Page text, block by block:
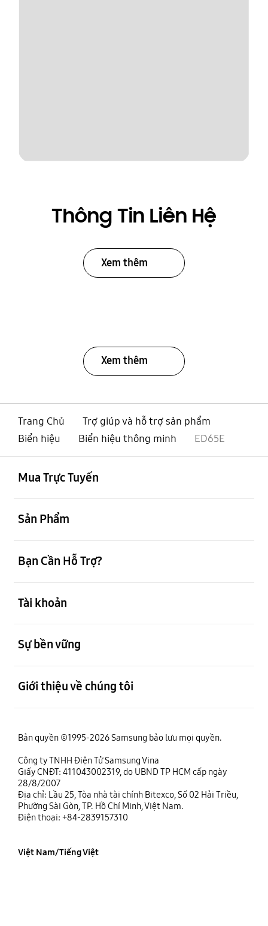
Thông Tin Liên Hệ
Xem thêm
Xem thêm
Trang Chủ
Trợ giúp và hỗ trợ sản phẩm
Biển hiệu
Biển hiệu thông minh ED65E
Mua Trực Tuyến
Sản Phẩm
Bạn Cần Hỗ Trợ?
Tài khoản
Sự bền vững
Giới thiệu về chúng tôi
Bản quyền ©1995-2026 Samsung bảo lưu mọi quyền.
Công ty TNHH Điện Tử Samsung Vina
Giấy CNĐT: 411043002319, do UBND TP HCM cấp ngày
28/8/2007
Địa chỉ: Lầu 25, Tòa nhà tài chính Bitexco, Số 02 Hải Triều,
Phường Sài Gòn, TP. Hồ Chí Minh, Việt Nam.
Điện thoại: +84-2839157310
Việt Nam/Tiếng Việt